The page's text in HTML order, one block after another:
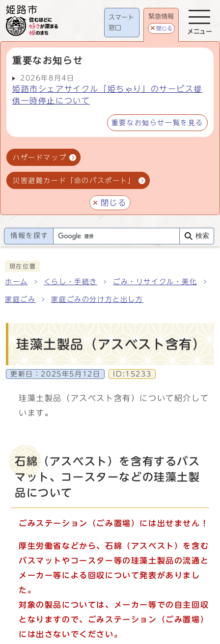
スマート
窓口
緊急情報
閉じる
重要なお知らせ
2026年8月4日
姫路市シェアサイクル「姫ちゃり」のサービス提
供一時停止について
重要なお知らせ一覧を見る
ハザードマップ
災害避難カード「命のパスポート」
閉じる
メニュー
情報を探す 検索
現在位置
ホーム くらし・手続き ごみ・リサイクル・美化
家庭ごみ 家庭ごみの分け方と出し方
珪藻土製品（アスベスト含有）
更新日： 2025年5月12日 ID:15233
珪藻土製品（アスベスト含有）について紹介して
います。
石綿（アスベスト）を含有するバス
マット、コースターなどの珪藻土製
品について
ごみステーション（ごみ置場）には出せません！
厚生労働省などから、石綿（アスベスト）を含む
バスマットやコースター等の珪藻土製品の流通と
メーカー等による回収について発表がありまし
た。
対象の製品については、メーカー等での自主回収
となりますので、ごみステーション（ごみ置場）
には出さないでください。